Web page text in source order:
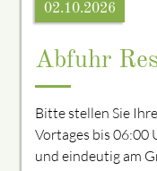
Abfuhr
02.10.2026
Bitte stellen Sie
Vortages bis 06:00
und eindeutig am